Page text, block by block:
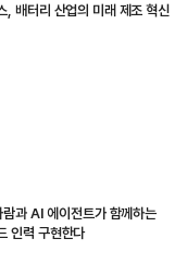
, 배터리 산업의 미래 제조 혁신
과 AI 에이전트가 함께하는
인력 구현한다